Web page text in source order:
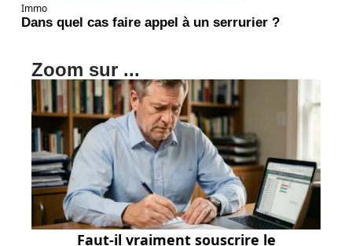
Immo
Dans quel cas faire appel à un serrurier ?
Zoom sur ...
Faut-il vraiment souscrire le